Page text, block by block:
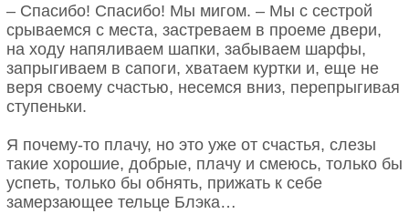
– Спасибо! Спасибо! Мы мигом. – Мы с сестрой
срываемся с места, застреваем в проеме двери,
на ходу напяливаем шапки, забываем шарфы,
запрыгиваем в сапоги, хватаем куртки и, еще не
веря своему счастью, несемся вниз, перепрыгивая
ступеньки.
Я почему-то плачу, но это уже от счастья, слезы
такие хорошие, добрые, плачу и смеюсь, только бы
успеть, только бы обнять, прижать к себе
замерзающее тельце Блэка…